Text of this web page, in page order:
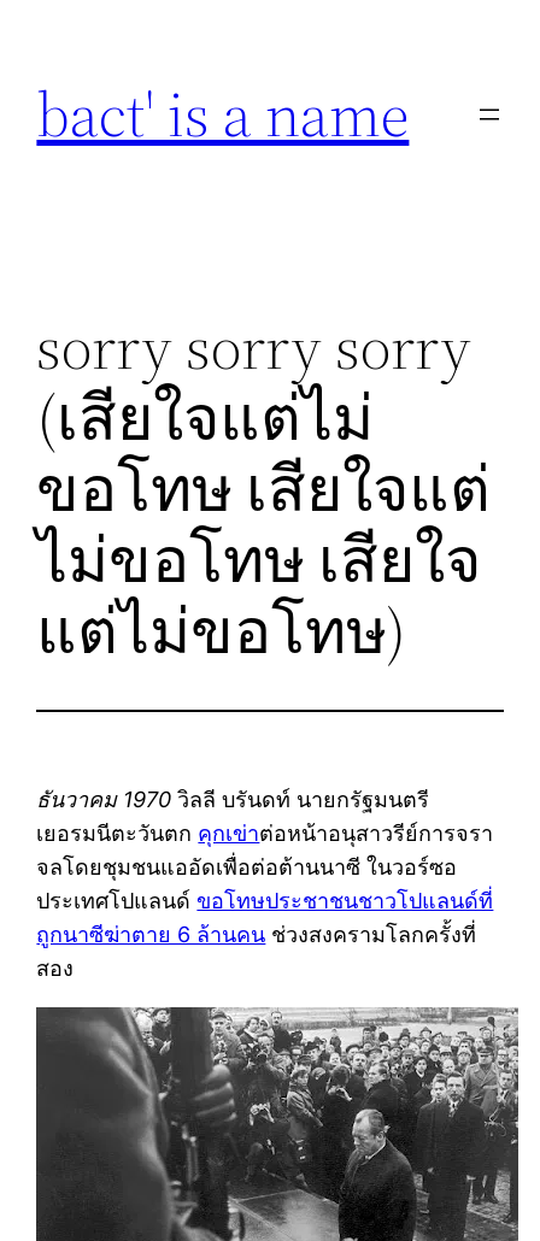
content
bact' is a name
sorry sorry sorry
(เสียใจแต่ไม่
ขอโทษ เสียใจแต่
ไม่ขอโทษ เสียใจ
แต่ไม่ขอโทษ)
ธันวาคม 1970 วิลลี บรันดท์ นายกรัฐมนตรี
เยอรมนีตะวันตก คุกเข่าต่อหน้าอนุสาวรีย์การจรา
จลโดยชุมชนแออัดเพื่อต่อต้านนาซี ในวอร์ซอ
ประเทศโปแลนด์ ขอโทษประชาชนชาวโปแลนด์ที่
ถูกนาซีฆ่าตาย 6 ล้านคน ช่วงสงครามโลกครั้งที่
สอง